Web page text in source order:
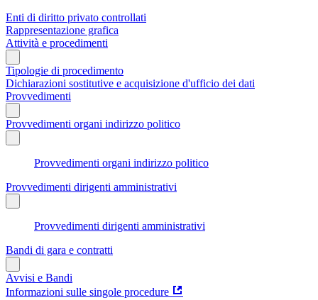
Enti di diritto privato controllati
Rappresentazione grafica
Attività e procedimenti
Tipologie di procedimento
Dichiarazioni sostitutive e acquisizione d'ufficio dei dati
Provvedimenti
Provvedimenti organi indirizzo politico
Provvedimenti organi indirizzo politico
Provvedimenti dirigenti amministrativi
Provvedimenti dirigenti amministrativi
Bandi di gara e contratti
Avvisi e Bandi
Informazioni sulle singole procedure